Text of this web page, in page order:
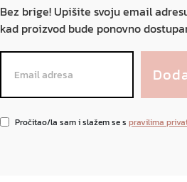
Bez brige! Upišite svoju email
kad proizvod bude ponovno
Pročitao/la sam i slažem se spravilima